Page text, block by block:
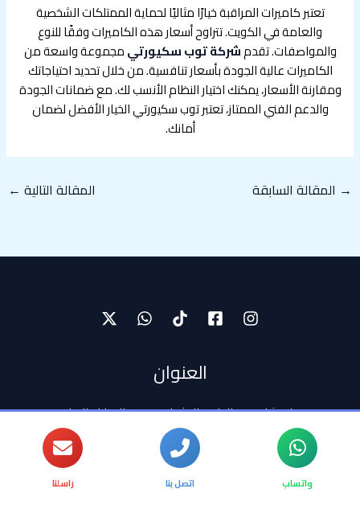
تعتبر كاميرات المراقبة خيارًا مثاليًا لحماية الممتلكات الشخصية
والعامة في الكويت. تتراوح أسعار هذه الكاميرات وفقًا للنوع
والمواصفات. تقدمشركة توب سكيورتيمجموعة واسعة من
الكاميرات عالية الجودة بأسعار تنافسية. من خلال تحديد احتياجاتك
ومقارنة الأسعار، يمكنك اختيار النظام الأنسب لك. مع ضمانات الجودة
والدعم الفني الممتاز، تعتبر توب سكيورتي الخيار الأفضل لضمان
أمانك.
→ المقالة السابقة المقالة التالية ←
العنوان
حولي شارع عبد الطيف العثمان مجمع المبارك التجاري
الارضي محل رقم 14
Tooop.db@gmail.com
واتساب اتصل بنا راسلنا